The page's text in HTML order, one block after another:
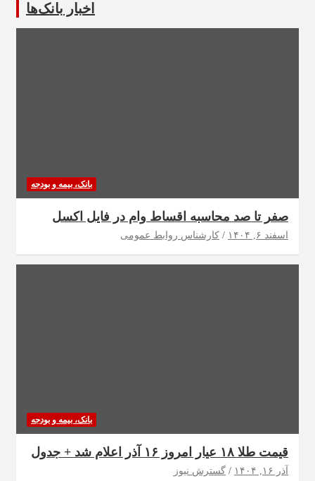
اخبار بانک‌ها
بانک، بیمه و بودجه
صفر تا صد محاسبه اقساط وام در فایل اکسل
اسفند ۶, ۱۴۰۴ کارشناس روابط عمومی
بانک، بیمه و بودجه
قیمت طلا ۱۸ عیار امروز ۱۶ آذر اعلام شد + جدول
آذر ۱۶, ۱۴۰۴ گسترش نیوز